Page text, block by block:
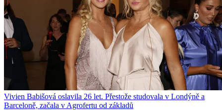
Vivien Babišová oslavila 26 let. Přestože studovala v Londýně a
Barceloně, začala v Agrofertu od základů